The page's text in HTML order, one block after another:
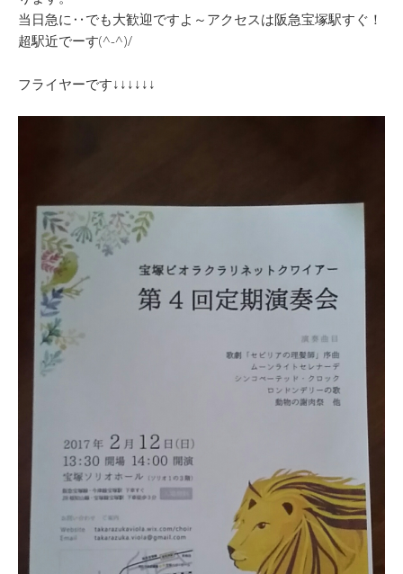
当日急に‥でも大歓迎ですよ～アクセスは阪急宝塚駅すぐ！
超駅近でーす(^-^)/
フライヤーです↓↓↓↓↓↓